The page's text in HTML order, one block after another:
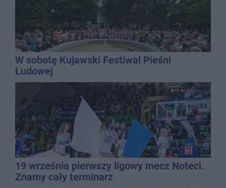
W sobotę Kujawski Festiwal Pieśni
Ludowej
19 września pierwszy ligowy mecz Noteci.
Znamy cały terminarz